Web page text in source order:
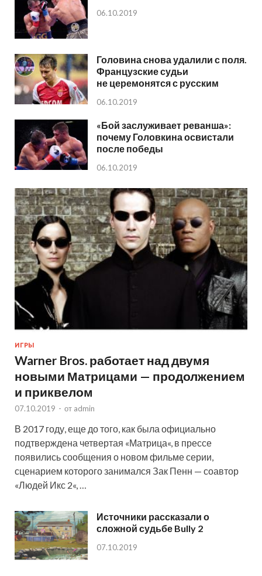
06.10.2019
Головина снова удалили с поля.
Французские судьи
не церемонятся с русским
06.10.2019
«Бой заслуживает реванша»:
почему Головкина освистали
после победы
06.10.2019
ИГРЫ
Warner Bros. работает над двумя
новыми Матрицами — продолжением
и приквелом
07.10.2019 - от admin
В 2017 году, еще до того, как была официально
подтверждена четвертая «Матрица«, в прессе
появились сообщения о новом фильме серии,
сценарием которого занимался Зак Пенн — соавтор
«Людей Икс 2«, …
Источники рассказали о
сложной судьбе Bully 2
07.10.2019